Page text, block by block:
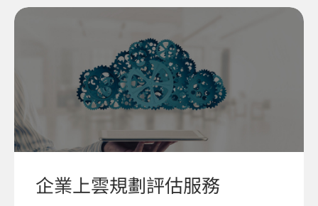
企業上雲規劃評估服務